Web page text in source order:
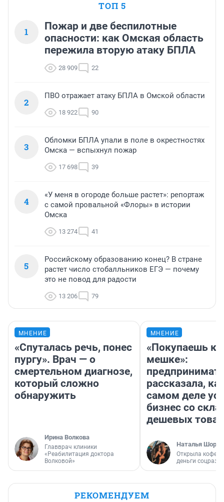
ТОП 5
1
Пожар и две беспилотные
опасности: как Омская область
пережила вторую атаку БПЛА
28 909 22
2
ПВО отражает атаку БПЛА в Омской области
18 922 90
3
Обломки БПЛА упали в поле в окрестностях
Омска — вспыхнул пожар
17 698 39
4
«У меня в огороде больше растет»: репортаж
с самой провальной «Флоры» в истории
Омска
13 274 41
5
Российскому образованию конец? В стране
растет число стобалльников ЕГЭ — почему
это не повод для радости
13 206 79
МНЕНИЕ
«Спуталась речь, понес
пургу». Врач — о
смертельном диагнозе,
который сложно
обнаружить
Ирина Волкова
Главврач клиники
«Реабилитация доктора
Волковой»
МНЕНИЕ
«Покупаешь
мешке»:
рассказала,
самом деле
бизнес со
дешевых
Наталья
Открыла
деньги
РЕКОМЕНДУЕМ